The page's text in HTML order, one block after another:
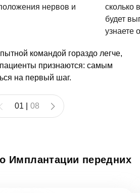
01 08
нервов и
сколько
будет
узнаете
командой гораздо легче,
признаются: самым
на первый шаг.
Имплантации передних